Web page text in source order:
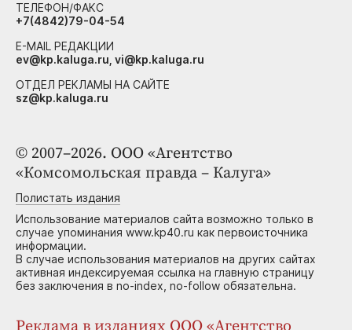
© 2007–2026. ООО «Агентство
«Комсомольская правда – Калуга»
Полистать издания
Использование материалов сайта возможно только в
случае упоминания www.kp40.ru как первоисточника
информации.
В случае использования материалов на других сайтах
активная индексируемая ссылка на главную страницу
без заключения в no-index, no-follow обязательна.
ТЕЛЕФОН/ФАКС
+7(4842)79-04-54
E-MAIL РЕДАКЦИИ
ev@kp.kaluga.ru, vi@kp.kaluga.ru
ОТДЕЛ РЕКЛАМЫ НА САЙТЕ
sz@kp.kaluga.ru